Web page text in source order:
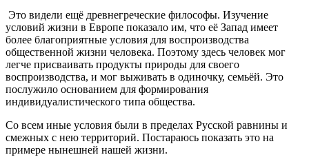
Это видели ещё древнегреческие философы. Изучение
условий жизни в Европе показало им, что её Запад имеет
более благоприятные условия для воспроизводства
общественной жизни человека. Поэтому здесь человек мог
легче присваивать продукты природы для своего
воспроизводства, и мог выживать в одиночку, семьёй. Это
послужило основанием для формирования
индивидуалистического типа общества.
Со всем иные условия были в пределах Русской равнины и
смежных с нею территорий. Постараюсь показать это на
примере нынешней нашей жизни.